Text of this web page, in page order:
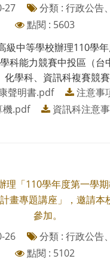
27
分類 : 行政公告
點閱 : 5603
級中等學校辦理110學
科能力競賽中投區（台
化學科、資訊科複賽競賽
聲明書.pdf
注意事
機.pdf
資訊科注意
理「110學年度第一學
畫專題講座」，邀請本
參加。
26
分類 : 行政公告
點閱 : 5102